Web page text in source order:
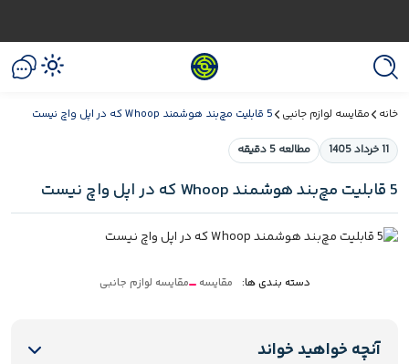
خانه مقایسه لوازم جانبی 5 قابلیت مچ‌بند هوشمند Whoop که در اپل واچ نیست
11 خرداد 1405 مطالعه 5 دقیقه
5 قابلیت مچ‌بند هوشمند Whoop که در اپل واچ نیست
دسته بندی ها: مقایسه مقایسه لوازم جانبی
آنچه خواهید خواند